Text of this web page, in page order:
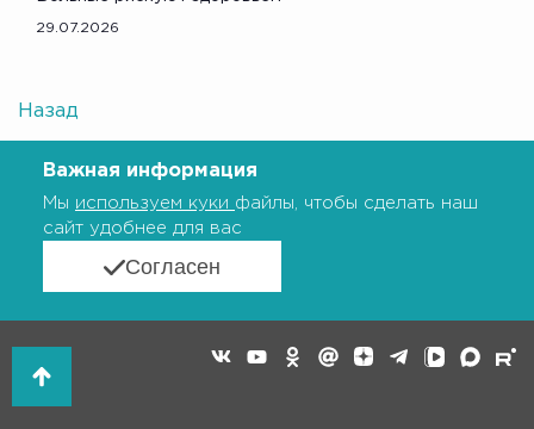
29.07.2026
Назад
Важная информация
Мы используем куки файлы, чтобы сделать наш
сайт удобнее для вас
Согласен